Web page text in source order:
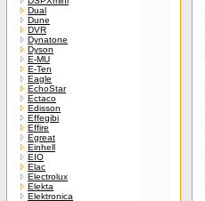
Dual
Dune
DVR
Dynatone
Dyson
E-MU
E-Ten
Eagle
EchoStar
Ectaco
Edisson
Effegibi
Effire
Egreat
Einhell
EIO
Elac
Electrolux
Elekta
Elektronica